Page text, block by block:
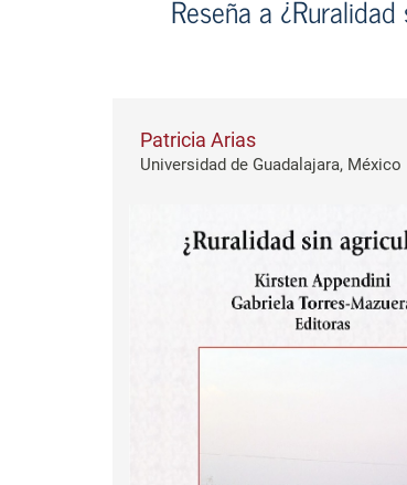
Reseña a
Patricia Arias
Universidad de Guadalajara, México